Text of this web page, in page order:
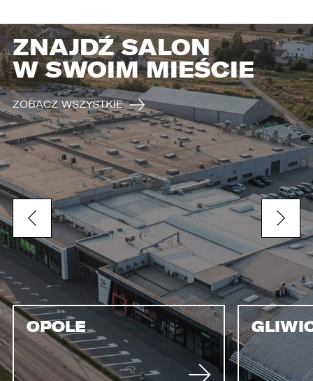
ZNAJDŹ SALON
W SWOIM MIEŚCIE
ZOBACZ WSZYSTKIE
OPOLE